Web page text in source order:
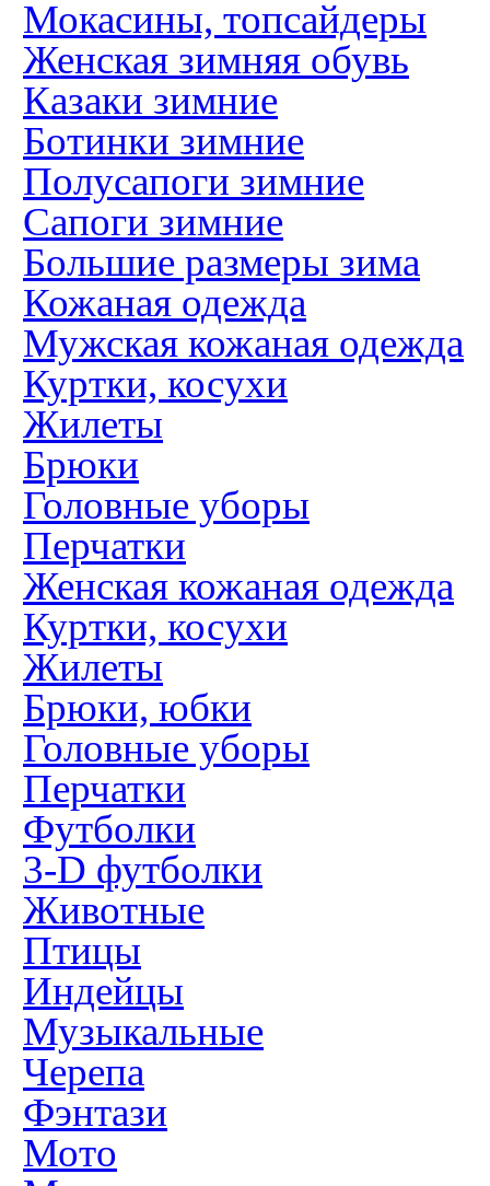
Мокасины, топсайдеры
Женская зимняя обувь
Казаки зимние
Ботинки зимние
Полусапоги зимние
Сапоги зимние
Большие размеры зима
Кожаная одежда
Мужская кожаная одежда
Куртки, косухи
Жилеты
Брюки
Головные уборы
Перчатки
Женская кожаная одежда
Куртки, косухи
Жилеты
Брюки, юбки
Головные уборы
Перчатки
Футболки
3-D футболки
Животные
Птицы
Индейцы
Музыкальные
Черепа
Фэнтази
Мото